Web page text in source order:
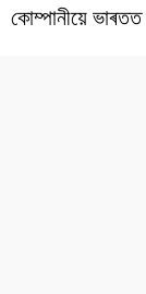
কোম্পানীয়ে ভাৰতত